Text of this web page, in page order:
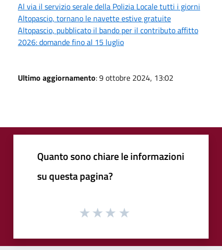
Al via il servizio serale della Polizia Locale tutti i giorni
Altopascio, tornano le navette estive gratuite
Altopascio, pubblicato il bando per il contributo affitto
2026: domande fino al 15 luglio
Ultimo aggiornamento: 9 ottobre 2024, 13:02
Quanto sono chiare le informazioni
su questa pagina?